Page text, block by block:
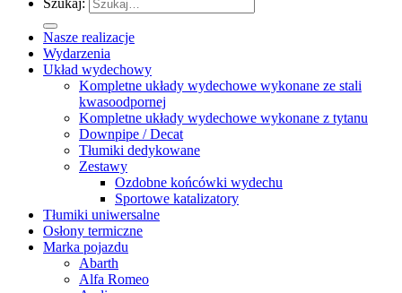
Nasze realizacje
Wydarzenia
Układ wydechowy
Kompletne układy wydechowe wykonane ze stali
kwasoodpornej
Kompletne układy wydechowe wykonane z tytanu
Downpipe / Decat
Tłumiki dedykowane
Zestawy
Ozdobne końcówki wydechu
Sportowe katalizatory
Tłumiki uniwersalne
Osłony termiczne
Marka pojazdu
Abarth
Alfa Romeo